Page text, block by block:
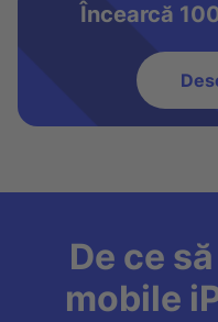
Încearcă
De ce
mobile